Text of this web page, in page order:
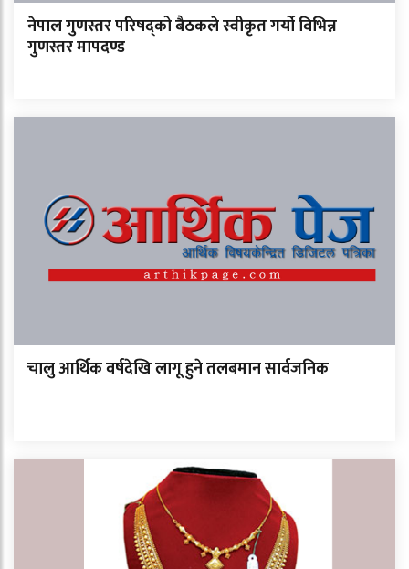
नेपाल गुणस्तर परिषद्को बैठकले स्वीकृत गर्यो विभिन्न
गुणस्तर मापदण्ड
चालु आर्थिक वर्षदेखि लागू हुने तलबमान सार्वजनिक